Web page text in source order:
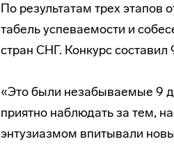
По результатам трех
табель успеваемости и
стран СНГ. Конкурс составил
«Это были незабываемые 9
приятно наблюдать за тем,
энтузиазмом впитывали